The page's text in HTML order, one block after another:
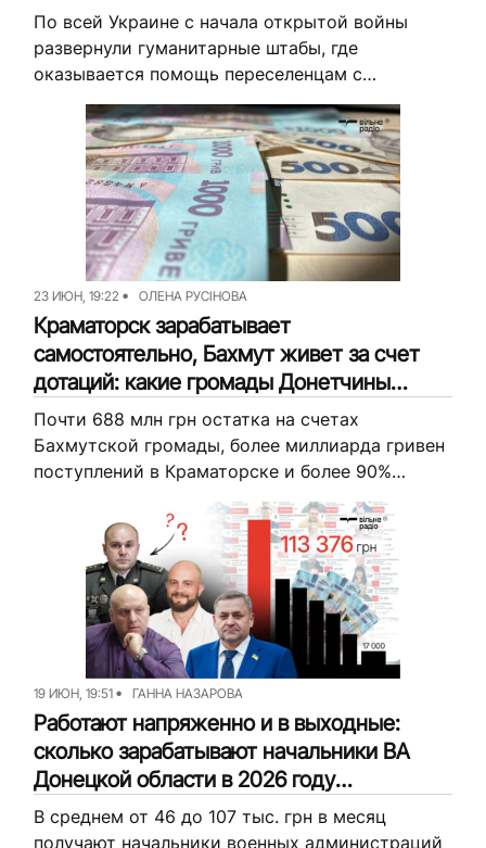
По всей Украине с начала открытой войны
развернули гуманитарные штабы, где
оказывается помощь переселенцам с
Донетчины. Здесь можно получить
необходимую гуманитарную помощь,
психологическую поддержку и консультации
по разным вопросам. Для...
23 ИЮН, 19:22 ОЛЕНА РУСІНОВА
Краматорск зарабатывает
самостоятельно, Бахмут живет за счет
дотаций: какие громады Донетчины
имеют наибольшие поступления в
бюджет и резервы
Почти 688 млн грн остатка на счетах
Бахмутской громады, более миллиарда гривен
поступлений в Краматорске и более 90%
государственных средств в бюджетах
отдельных громад. Так выглядит финансовая
карта Донетчины по...
19 ИЮН, 19:51 ГАННА НАЗАРОВА
Работают напряженно и в выходные:
сколько зарабатывают начальники ВА
Донецкой области в 2026 году
(инфографика)
В среднем от 46 до 107 тыс. грн в месяц
получают начальники военных администраций